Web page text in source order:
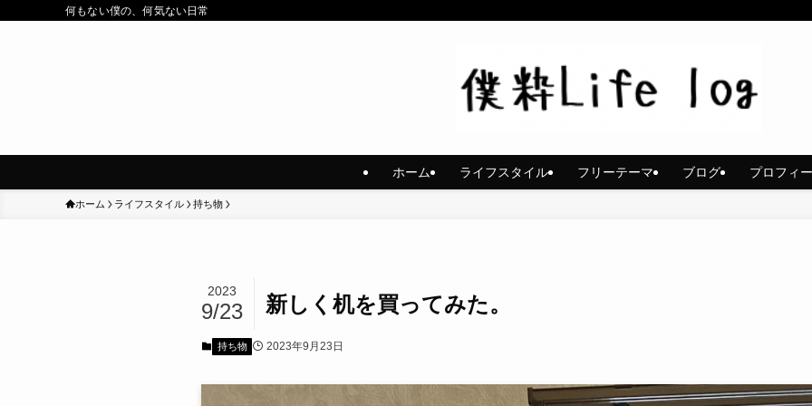
何もない僕の、何気ない日常
ホーム ライフスタイル フリーテーマ ブログ プロフィ
ホーム ライフスタイル 持ち物
新しく机を買ってみた。
2023
9/23
持ち物 2023年9月23日